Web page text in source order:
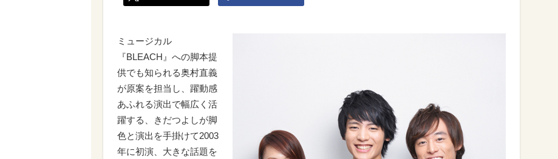
ミュージカル
『BLEACH』への脚本提
供でも知られる奥村直義
が原案を担当し、躍動感
あふれる演出で幅広く活
躍する、きだつよしが脚
色と演出を手掛けて2003
年に初演、大きな話題を